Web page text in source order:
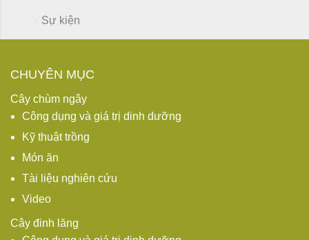
Sự kiện
CHUYÊN MỤC
Cây chùm ngây
Công dụng và giá trị dinh dưỡng
Kỹ thuật trồng
Món ăn
Tài liệu nghiên cứu
Video
Cây đinh lăng